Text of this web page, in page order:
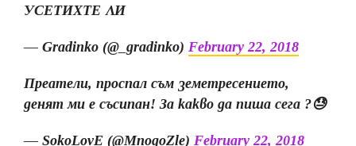
УСЕТИХТЕ ЛИ
— Gradinko (@_gradinko) February 22, 2018
Преатели, проспал съм земетресението,
денят ми е съсипан! За какво да пиша сега ?😓
— SokoLovE (@MnogoZle) February 22, 2018